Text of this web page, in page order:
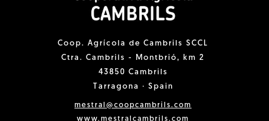
Coop. Agrícola de Cambrils SCCL
Ctra. Cambrils - Montbrió, km 2
43850 Cambrils
Tarragona · Spain
mestral@coopcambrils.com
www.mestralcambrils.com